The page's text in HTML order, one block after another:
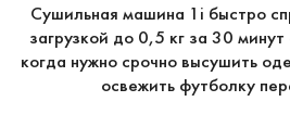
Сушильная машина 1i быстро
загрузкой до 0,5 кг за 30
когда нужно срочно высушить
освежить футболку